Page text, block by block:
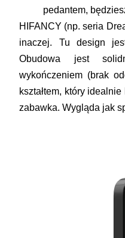
pedantem,
HIFANCY (np. seria
inaczej. Tu design
Obudowa jest
wykończeniem (brak
kształtem, który
zabawka. Wygląda jak